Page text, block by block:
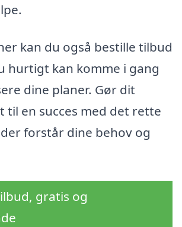
kan du også bestille tilbud
hurtigt kan komme i gang
dine planer. Gør dit
til en succes med det rette
forstår dine behov og
gratis og